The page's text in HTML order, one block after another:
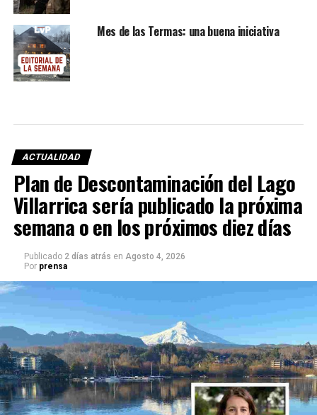
Mes de las Termas: una buena iniciativa
ACTUALIDAD
Plan de Descontaminación del Lago
Villarrica sería publicado la próxima
semana o en los próximos diez días
Publicado 2 días atrás en Agosto 4, 2026
Por prensa